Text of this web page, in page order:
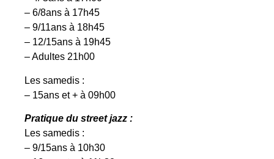
– 6/8ans à 17h45
– 9/11ans à 18h45
– 12/15ans à 19h45
– Adultes 21h00
Les samedis :
– 15ans et + à 09h00
Pratique du street jazz :
Les samedis :
– 9/15ans à 10h30